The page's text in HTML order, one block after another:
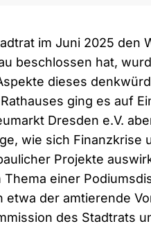
im Juni 2025 den
beschlossen hat,
dieses
ging es auf
Dresden e.V.
wie sich Finanzkrise
Projekte
Thema einer
etwa der amtierende
des Stadtrats